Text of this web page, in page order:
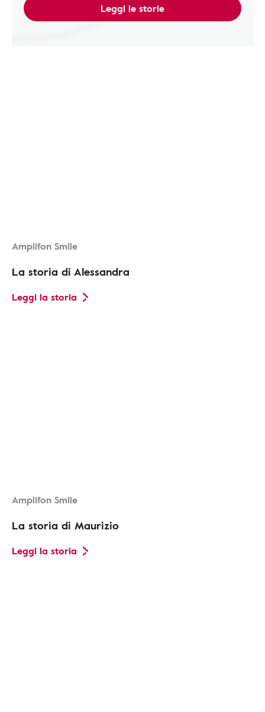
Leggi le storie
Amplifon Smile
La storia di Alessandra
Leggi la storia
Amplifon Smile
La storia di Maurizio
Leggi la storia